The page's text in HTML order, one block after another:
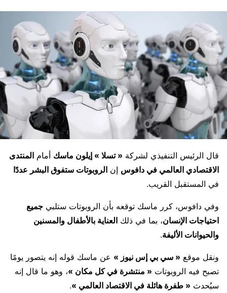
قال الرئيس التنفيذي لشركة « تسلا » إيلون ماسك أمام المنتدى
الاقتصادي العالمي في دافوس إن الروبوتات ستفوق البشر عددًا
في المستقبل القريب.
وفي دافوس، كرر ماسك توقعه بأن الروبوتات ستلبي جميع
احتياجات الإنسان، بما في ذلك العناية بالأطفال والمسنين
والحيوانات الأليفة.
ونقل موقع « سي بي إس نيوز » عن ماسك قوله إنه يتصور يومًا
تصبح فيه الروبوتات « منتشرة في كل مكان »، وهو ما قال إنه
سيُحدث « طفرة هائلة في الاقتصاد العالمي ».